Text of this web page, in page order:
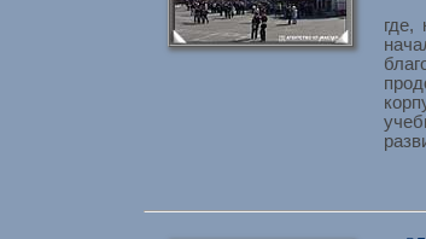
где,